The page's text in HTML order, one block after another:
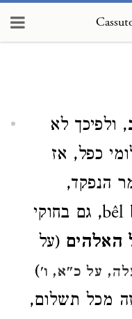
, ולפיכך לא
כפל, אז
הנפקד,
המכונה בשם זה, bêl bïtim, גם בחוקי
האלהים (על
על כ"א, ו')
מכל תשלום,